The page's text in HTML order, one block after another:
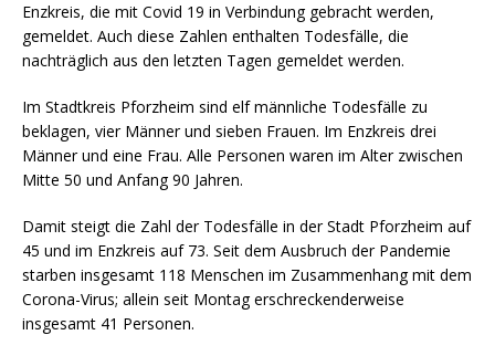
Enzkreis, die mit Covid 19 in Verbindung gebracht werden,
gemeldet. Auch diese Zahlen enthalten Todesfälle, die
nachträglich aus den letzten Tagen gemeldet werden.
Im Stadtkreis Pforzheim sind elf männliche Todesfälle zu
beklagen, vier Männer und sieben Frauen. Im Enzkreis drei
Männer und eine Frau. Alle Personen waren im Alter zwischen
Mitte 50 und Anfang 90 Jahren.
Damit steigt die Zahl der Todesfälle in der Stadt Pforzheim auf
45 und im Enzkreis auf 73. Seit dem Ausbruch der Pandemie
starben insgesamt 118 Menschen im Zusammenhang mit dem
Corona-Virus; allein seit Montag erschreckenderweise
insgesamt 41 Personen.